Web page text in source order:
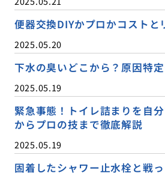
便器交換DIYかプロかコストと
2025.05.20
下水の臭いどこから？原因特
2025.05.19
緊急事態！トイレ詰まりを自
からプロの技まで徹底解説
2025.05.19
固着したシャワー止水栓と戦